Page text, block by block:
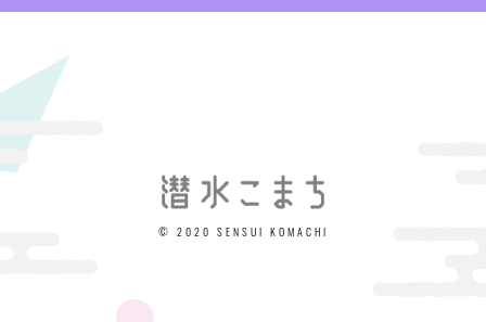
© 2020 SENSUI KOMACHI